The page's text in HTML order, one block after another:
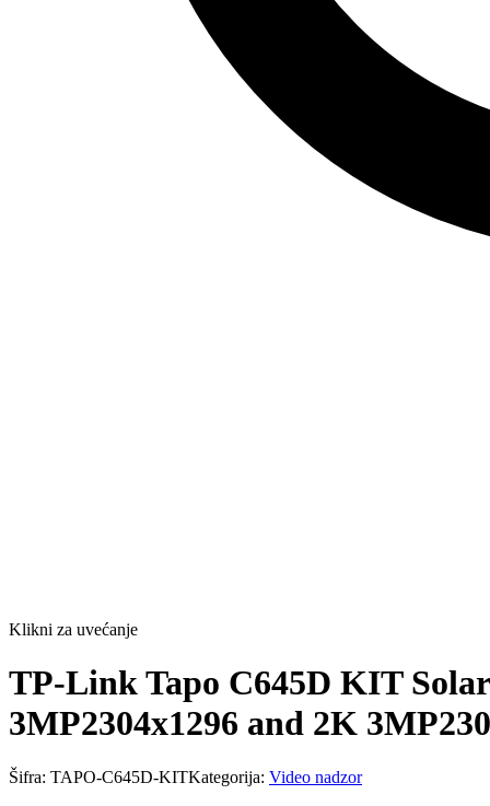
Klikni za uvećanje
TP-Link Tapo C645D KIT
3MP2304x1296 and 2K
Šifra: TAPO-C645D-KITKategorija: Video nadzor